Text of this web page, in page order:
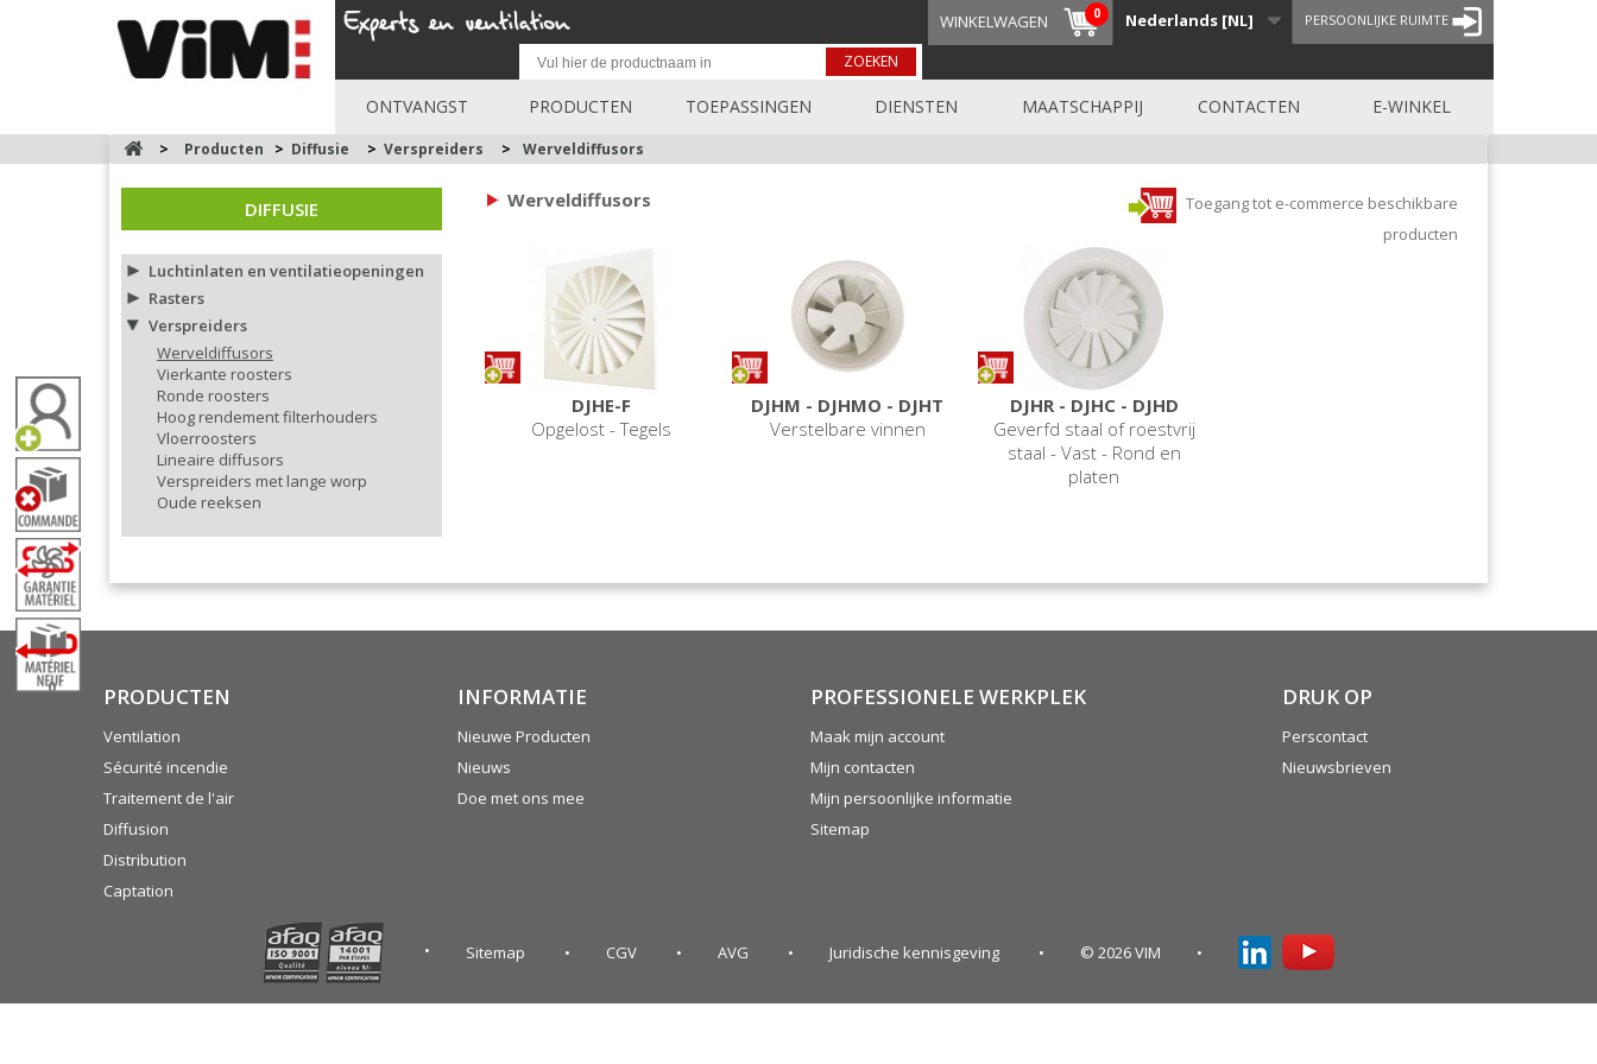
PERSOONLIJKE RUIMTE
Nederlands [NL]
WINKELWAGEN 0
ZOEKEN
ONTVANGST PRODUCTEN TOEPASSINGEN DIENSTEN MAATSCHAPPIJ CONTACTEN E-WINKEL
0
> Producten > Diffusie > Verspreiders > Werveldiffusors
DIFFUSIE
Luchtinlaten en ventilatieopeningen
Rasters
Verspreiders
Werveldiffusors
Vierkante roosters
Ronde roosters
Hoog rendement filterhouders
Vloerroosters
Lineaire diffusors
Verspreiders met lange worp
Oude reeksen
Werveldiffusors
Toegang tot e-commerce beschikbare
producten
DJHE-F
Opgelost - Tegels
DJHM - DJHMO - DJHT
Verstelbare vinnen
DJHR - DJHC - DJHD
Geverfd staal of roestvrij
staal - Vast - Rond en
platen
PRODUCTEN
Ventilation
Sécurité incendie
Traitement de l'air
Diffusion
Distribution
Captation
INFORMATIE
Nieuwe Producten
Nieuws
Doe met ons mee
PROFESSIONELE WERKPLEK
Maak mijn account
Mijn contacten
Mijn persoonlijke informatie
Sitemap
DRUK OP
Perscontact
Nieuwsbrieven
Sitemap CGV AVG Juridische kennisgeving © 2026 VIM